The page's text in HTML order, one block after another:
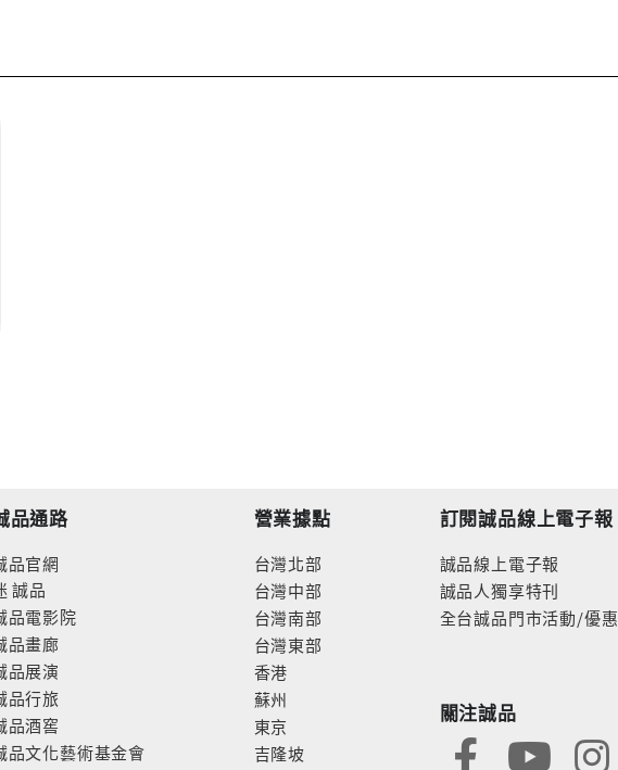
品通路
品官網
誠品
品電影院
品畫廊
品展演
品行旅
品酒窖
品文化藝術基金會
營業據點
台灣北部
台灣中部
台灣南部
台灣東部
香港
蘇州
東京
吉隆坡
訂閱誠品線上電子報
誠品線上電子報
誠品人獨享特刊
全台誠品門市活動/優惠
關注誠品